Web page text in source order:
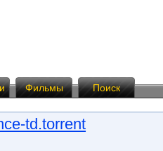
Фильмы Поиск
td.torrent